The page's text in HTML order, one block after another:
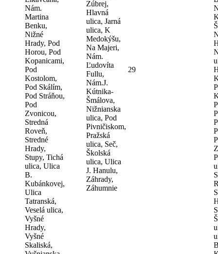
Nám.
Martina
Benku,
Nižné
Hrady, Pod
Horou, Pod
Kopanicami,
Pod
Kostolom,
Pod Skálím,
Pod Stráňou,
Pod
Zvonicou,
Stredná
Roveň,
Stredné
Hrady,
Stupy, Tichá
ulica, Ulica
B.
Kubánkovej,
Ulica
Tatranská,
Veselá ulica,
Vyšné
Hrady,
Vyšné
Skaliská,
Zúbrej,
Hlavná
ulica, Jarná
ulica, K
Medokýšu,
Na Majeri,
Nám.
Ľudovíta
Fullu,
Nám.J.
Kútnika-
Šmálova,
Nižnianska
ulica, Pod
Pivničiskom,
Pražská
ulica, Seč,
Školská
ulica, Ulica
J. Hanulu,
Záhrady,
Záhumnie
29